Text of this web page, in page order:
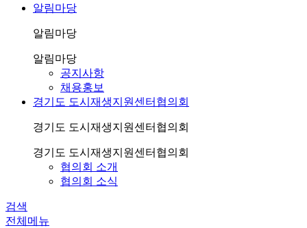
알림마당
알림마당
알림마당
공지사항
채용홍보
경기도 도시재생지원센터협의회
경기도 도시재생지원센터협의회
경기도 도시재생지원센터협의회
협의회 소개
협의회 소식
검색
전체메뉴